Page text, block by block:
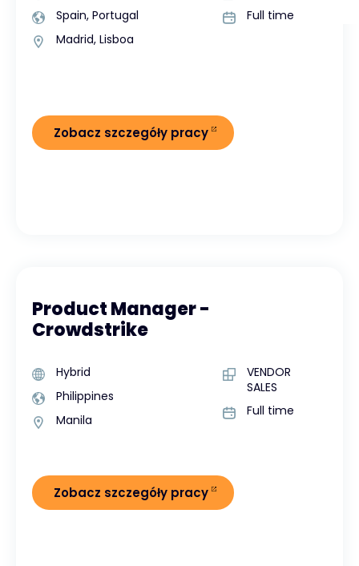
Spain, Portugal
Madrid, Lisboa
Full time
Zobacz szczegóły pracy
Product Manager -
Crowdstrike
Hybrid
Philippines
Manila
VENDOR
SALES
Full time
Zobacz szczegóły pracy